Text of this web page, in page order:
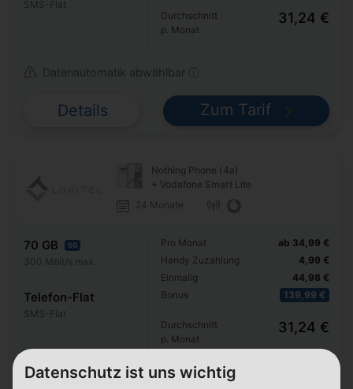
SMS-Flat
Durchschnitt
p. Monat
31,24 €
Datenautomatik abwählbar ⓘ
Details Zum Tarif
Nothing Phone (4a)
+ Vodafone Smart Lite
24 Monate
70 GB 5G
300 Mbit/s max.
Telefon-Flat
SMS-Flat
Pro Monat
Handy Zuzahlung
Einmalig
Bonus
ab 34,99 €
4,99 €
44,98 €
139,99 €
Durchschnitt
p. Monat
31,24 €
Datenautomatik abwählbar ⓘ
Datenschutz ist uns wichtig